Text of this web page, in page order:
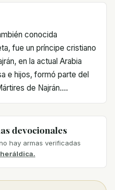
conocida
fue un príncipe cristiano
en la actual Arabia
e hijos, formó parte del
de Najrán....
devocionales
hay armas verificadas